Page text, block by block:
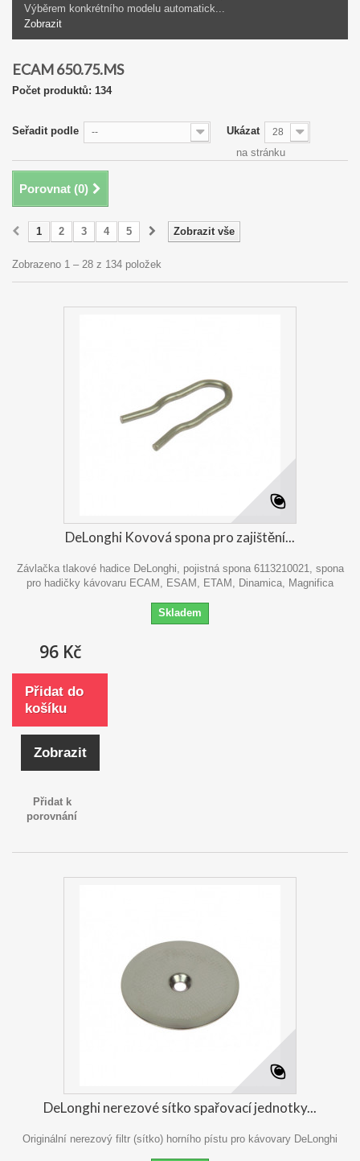
Výběrem konkrétního modelu automatick...
Zobrazit
ECAM 650.75.MS
Počet produktů: 134
Seřadit podle -- Ukázat 28
na stránku
Porovnat (0)
Zobrazit vše
1 2 3 4 5
Zobrazeno 1 – 28 z 134 položek
DeLonghi Kovová spona pro zajištění...
Závlačka tlakové hadice DeLonghi, pojistná spona 6113210021, spona
pro hadičky kávovaru ECAM, ESAM, ETAM, Dinamica, Magnifica
Skladem
96 Kč
Přidat do
košíku
Zobrazit
Přidat k
porovnání
DeLonghi nerezové sítko spařovací jednotky...
Originální nerezový filtr (sítko) horního pístu pro kávovary DeLonghi